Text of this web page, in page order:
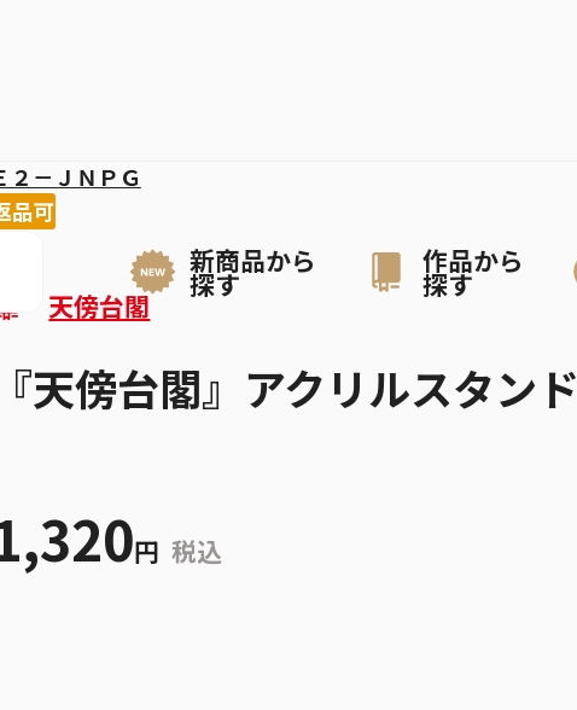
新商品から
探す
作品から
探す
－ＪＮＰＧ
品可
天傍台閣
『天傍台閣』アクリルスタンド
円 税込